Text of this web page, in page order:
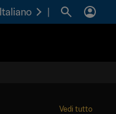
Italiano
Vedi tutto